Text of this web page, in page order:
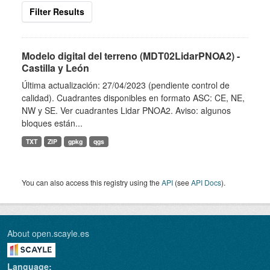
Filter Results
Modelo digital del terreno (MDT02LidarPNOA2) -
Castilla y León
Última actualización: 27/04/2023 (pendiente control de
calidad). Cuadrantes disponibles en formato ASC: CE, NE,
NW y SE. Ver cuadrantes Lidar PNOA2. Aviso: algunos
bloques están...
TXT ZIP gpkg qgs
You can also access this registry using theAPI (seeAPI Docs).
About open.scayle.es
Language